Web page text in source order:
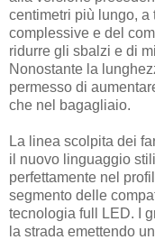
centimetri più lungo,
complessive e del
ridurre gli sbalzi e di
Nonostante la
permesso di
che nel bagagliaio.
La linea scolpita dei
il nuovo linguaggio
perfettamente nel
segmento delle
tecnologia full LED. I
la strada emettendo